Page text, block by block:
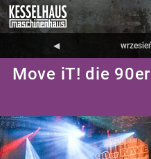
◀︎
Move iT! die